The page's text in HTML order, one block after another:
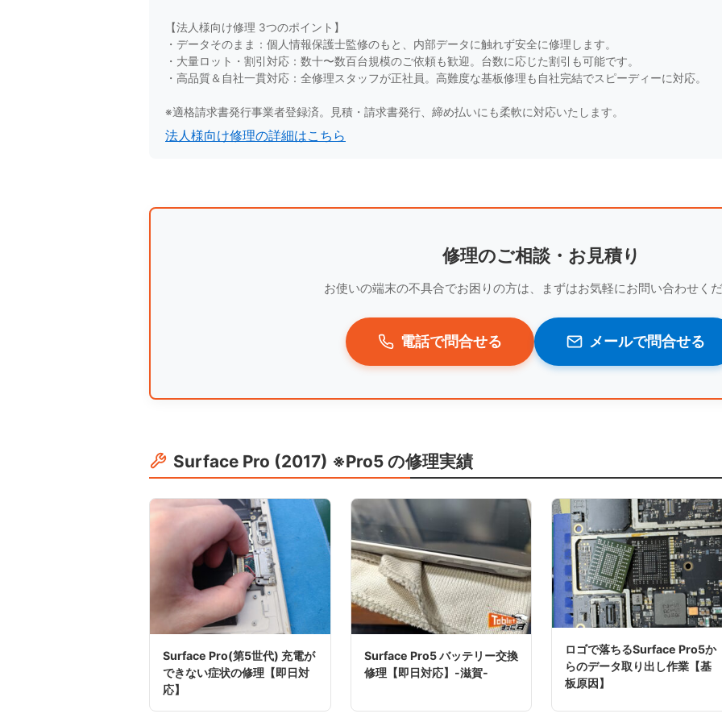
【法人様向け修理 3つのポイント】
・データそのまま：個人情報保護士監修のもと、内部データに触れず安全に修理します。
・大量ロット・割引対応：数十〜数百台規模のご依頼も歓迎。台数に応じた割引も可能です。
・高品質＆自社一貫対応：全修理スタッフが正社員。高難度な基板修理も自社完結でスピーディーに対応。
※適格請求書発行事業者登録済。見積・請求書発行、締め払いにも柔軟に対応いたします。
法人様向け修理の詳細はこちら
修理のご相談・お見積り
お使いの端末の不具合でお困りの方は、まずはお気軽にお問い合わせく
電話で問合せる メールで問合せる
Surface Pro (2017) ※Pro5 の修理実績
Surface Pro(第5世代) 充電が
できない症状の修理【即日対
応】
Surface Pro5 バッテリー交換
修理【即日対応】-滋賀-
ロゴで落ちるSurface Pro5か
らのデータ取り出し作業【基
板原因】